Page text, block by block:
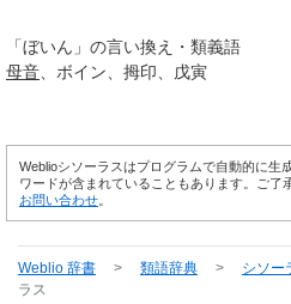
「ぼいん 」の言い換え・類義語
母音
ボイン 拇印 戊寅
Weblioシソーラスはプログラムで自動的に生
ワードが含まれていることもあります。ご了
お問い合わせ
Weblio 辞書 > 類語辞典 > シソー
ラス